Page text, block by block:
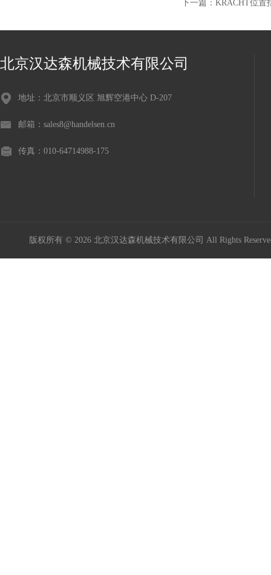
下一篇： KRACHT位置
北京汉达森机械技术有限公司
地址：北京市顺义区 旭辉空港中心 D-207
邮箱：sales8@handelsen.cn
传真：010-64714988-175
版权所有 © 2026 北京汉达森机械技术有限公司 All Rights